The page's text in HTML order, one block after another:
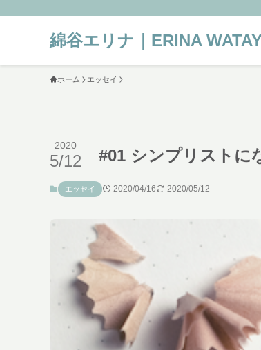
綿谷エリナ｜ERINA
ホーム エッセイ
#01 シンプリストに
2020
5/12
エッセイ 2020/04/16 2020/05/12